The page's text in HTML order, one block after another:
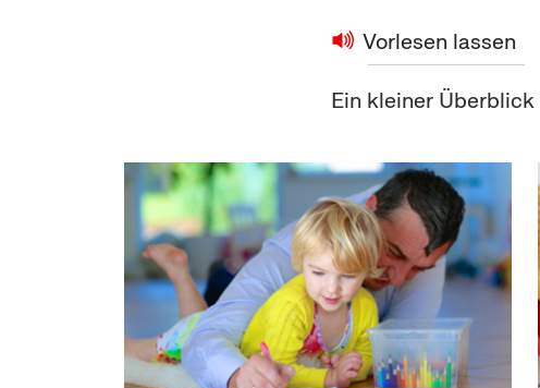
Vorlesen lassen
Ein kleiner